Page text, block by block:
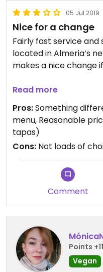
05 Jul 2019
Nice for a change
Fairly fast service and
located in Almeria’s
makes a nice change
The menu changes
good as there aren’t
They often have a
the soy protein
Read more
Pros:Something
menu, Reasonable
tapas)
Cons: Not loads of
Comment
Points
Vegan